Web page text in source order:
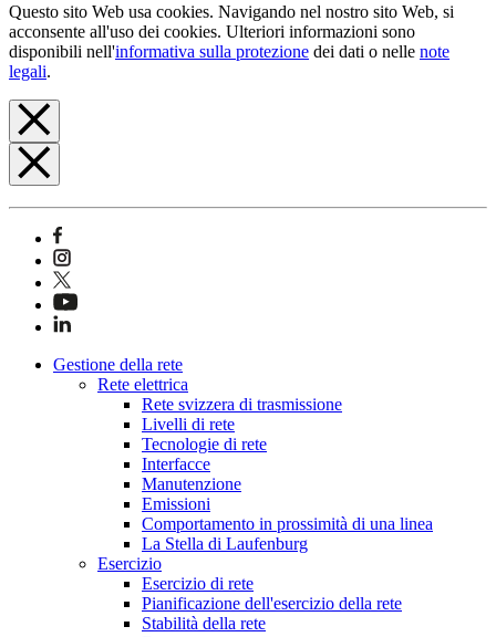
Questo sito Web usa cookies. Navigando nel nostro sito Web, si
acconsente all'uso dei cookies. Ulteriori informazioni sono
disponibili nell'informativa sulla protezione dei dati o nelle note
legali.
Gestione della rete
Rete elettrica
Rete svizzera di trasmissione
Livelli di rete
Tecnologie di rete
Interfacce
Manutenzione
Emissioni
Comportamento in prossimità di una linea
La Stella di Laufenburg
Esercizio
Esercizio di rete
Pianificazione dell'esercizio della rete
Stabilità della rete